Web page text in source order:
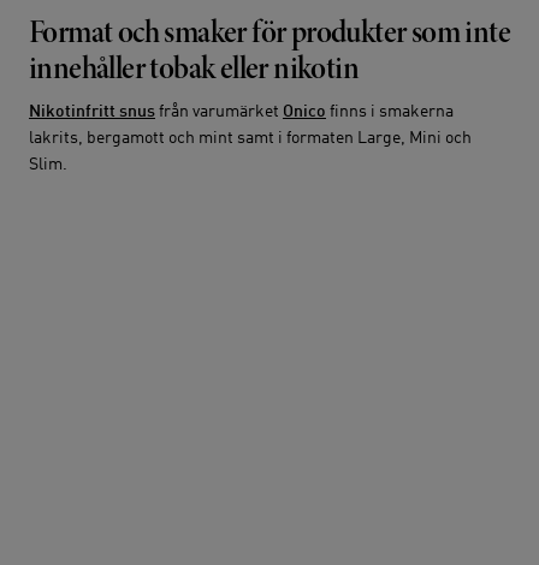
Format och smaker för produkter som inte
innehåller tobak eller nikotin
Nikotinfritt snus från varumärket Onico finns i smakerna
lakrits, bergamott och mint samt i formaten Large, Mini och
Slim.